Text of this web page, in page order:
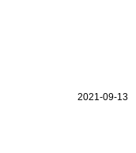
2021-09-13